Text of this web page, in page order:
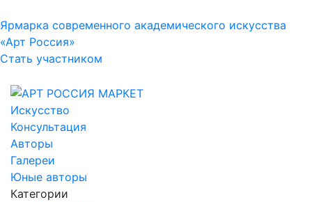
Ярмарка современного академического искусства
«Арт Россия»
Стать участником
Искусство
Консультация
Авторы
Галереи
Юные авторы
Категории